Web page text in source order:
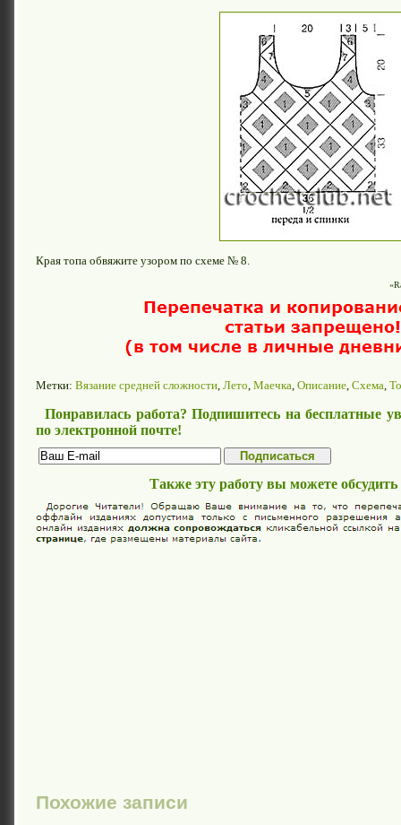
Края топа обвяжите узором по схеме № 8.
Метки: Вязание средней сложности, Лето, Маечка, Описание, Схема,
Понравилась работа? Подпишитесь на бесплатные
по электронной почте!
Также эту работу вы можете
Похожие записи